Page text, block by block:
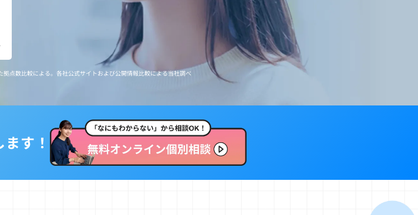
ャンプ
イングリッシュキャンプ
イングリッシュキャンプ
点数比較による。各社公式サイトおよび公開情報比較による当社調べ
す！